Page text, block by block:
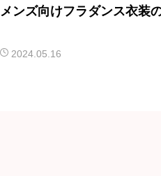
メンズ向けフラダンス衣装
2024.05.16